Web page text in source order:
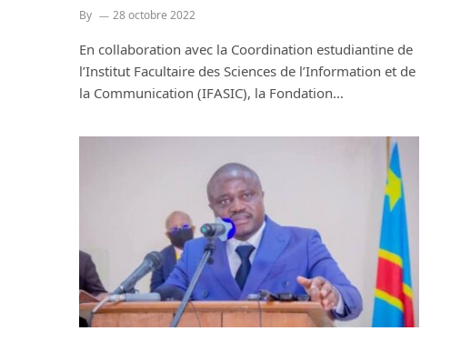
By 28 octobre 2022
En collaboration avec la Coordination estudiantine de
l’Institut Facultaire des Sciences de l’Information et de
la Communication (IFASIC), la Fondation…